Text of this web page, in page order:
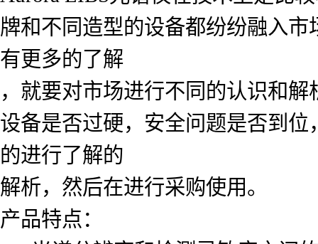
牌和不同造型的设备都纷纷融入
有更多的了解
，就要对市场进行不同的认识和
设备是否过硬，安全问题是否到
的进行了解的
解析，然后在进行采购使用。
产品特点：